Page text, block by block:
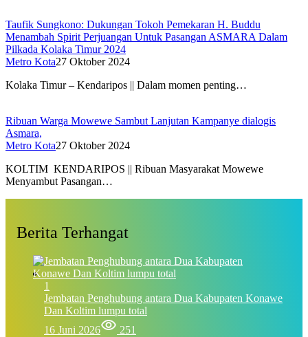
Taufik Sungkono: Dukungan Tokoh Pemekaran H. Buddu
Menambah Spirit Perjuangan Untuk Pasangan ASMARA Dalam
Pilkada Kolaka Timur 2024
Metro Kota27 Oktober 2024
Kolaka Timur – Kendaripos || Dalam momen penting…
Ribuan Warga Mowewe Sambut Lanjutan Kampanye dialogis
Asmara,
Metro Kota27 Oktober 2024
KOLTIM KENDARIPOS || Ribuan Masyarakat Mowewe
Menyambut Pasangan…
Berita Terhangat
1
Jembatan Penghubung antara Dua Kabupaten Konawe
Dan Koltim lumpu total
16 Juni 2026
251